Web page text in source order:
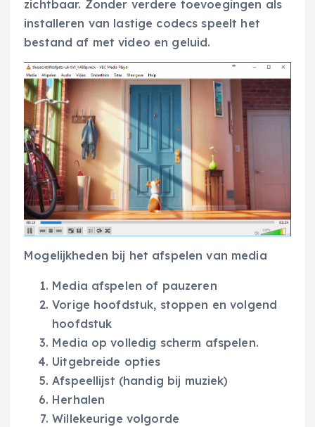
zichtbaar. Zonder verdere toevoegingen als
installeren van lastige codecs speelt het
bestand af met video en geluid.
Mogelijkheden bij het afspelen van media
Media afspelen of pauzeren
Vorige hoofdstuk, stoppen en volgend
hoofdstuk
Media op volledig scherm afspelen.
Uitgebreide opties
Afspeellijst (handig bij muziek)
Herhalen
Willekeurige volgorde